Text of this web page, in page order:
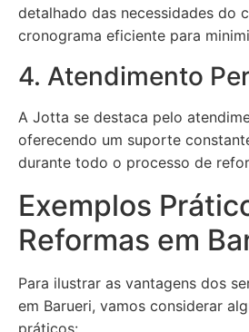
detalhado das necessidades do
cronograma eficiente para
4. Atendimento
A Jotta se destaca pelo
oferecendo um suporte
durante todo o processo de
Exemplos
Reformas em
Para ilustrar as vantagens dos
em Barueri, vamos considerar
práticos: